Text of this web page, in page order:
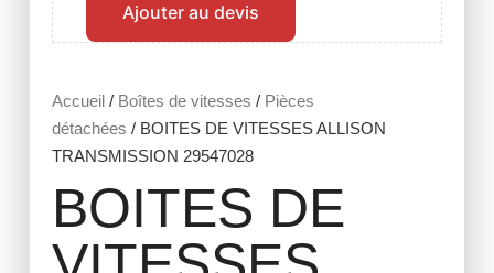
Accueil/ Boîtes de vitesses / Pièces
détachées / BOITES DE VITESSES ALLISON
TRANSMISSION 29547028
BOITES DE
Ajouter au devis